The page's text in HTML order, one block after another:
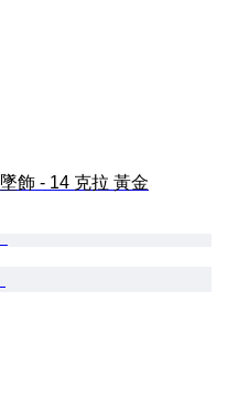
墜飾 - 14 克拉 黃金